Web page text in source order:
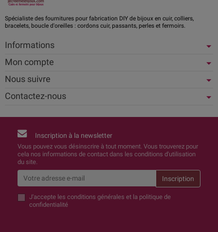
Spécialiste des fournitures pour fabrication DIY de bijoux en cuir, colliers,
bracelets, boucle d'oreilles : cordons cuir, passants, perles et fermoirs.
Informations
Mon compte
Nous suivre
Contactez-nous
Inscription à la newsletter
Vous pouvez vous désinscrire à tout moment. Vous trouverez pour
cela nos informations de contact dans les conditions d'utilisation
du site.
J'accepte les conditions générales et la politique de
confidentialité